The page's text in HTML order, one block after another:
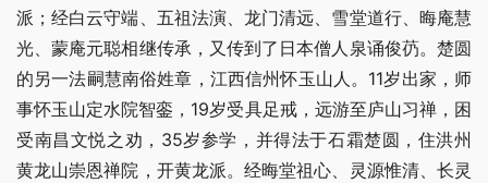
派；经白云守端、五祖法演、龙门清远、雪堂道行、晦庵慧
光、蒙庵元聪相继传承，又传到了日本僧人泉诵俊芿。楚圆
的另一法嗣慧南俗姓章，江西信州怀玉山人。11岁出家，师
事怀玉山定水院智銮，19岁受具足戒，远游至庐山习禅，困
受南昌文悦之劝，35岁参学，并得法于石霜楚圆，住洪州
黄龙山崇恩禅院，开黄龙派。经晦堂祖心、灵源惟清、长灵